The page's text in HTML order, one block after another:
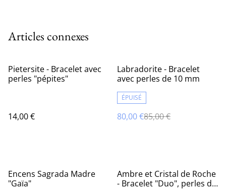
Articles connexes
Pietersite - Bracelet avec
perles "pépites"
14,00 €
%
Labradorite - Bracelet
avec perles de 10 mm
ÉPUISÉ
80,00 €85,00 €
Encens Sagrada Madre
"Gaïa"
%
Ambre et Cristal de Roche
- Bracelet "Duo", perles de